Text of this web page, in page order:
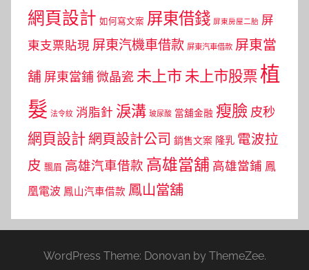
網頁設計 如何寫文案 屏東借錢 屏東房屋二胎 屏
東支票貼現 屏東汽機車借款 屏東汽車借款 屏東當
舖 屏東當鋪 微晶瓷 未上市 未上市股票植
髮 法令紋 消脂針 淚溝 玻尿酸 當舖金融 瘦臉 皮秒
網頁設計 網頁設計公司 銷售文案 隆乳 電波拉
皮 飄眉 高雄汽車借款 高雄當舖 高雄當鋪 鳳
凰電波 鳳山汽車借款 鳳山當舖
WordPress Theme: Donovan by ThemeZee.